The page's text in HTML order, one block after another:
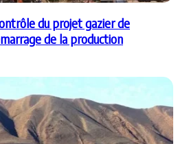
du projet gazier de
de la production